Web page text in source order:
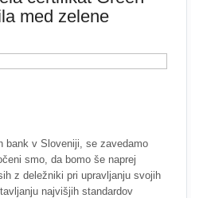
med zelene
bank v Sloveniji, se zavedamo
smo, da bomo še naprej
z deležniki pri upravljanju svojih
najvišjih standardov